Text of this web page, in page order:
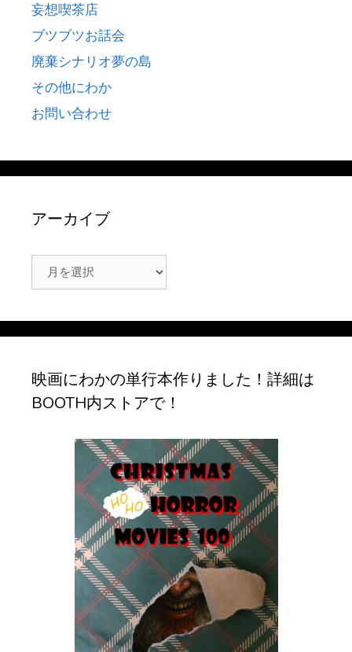
妄想喫茶店
ブツブツお話会
廃棄シナリオ夢の島
その他にわか
お問い合わせ
アーカイブ
ー
映画にわかの単行本作りました！詳細は
BOOTH内ストアで！